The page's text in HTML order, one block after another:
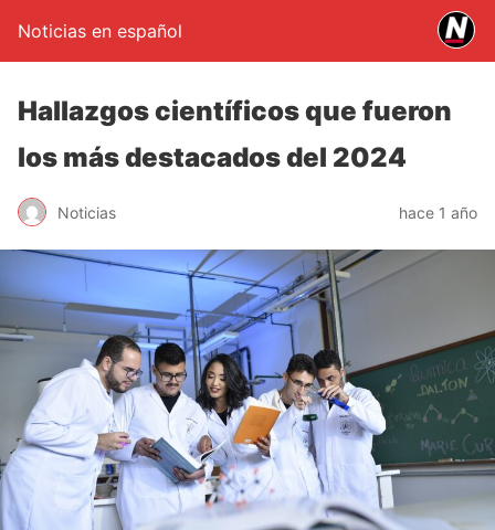
Noticias en español
Hallazgos científicos que fueron
los más destacados del 2024
Noticias hace 1 año